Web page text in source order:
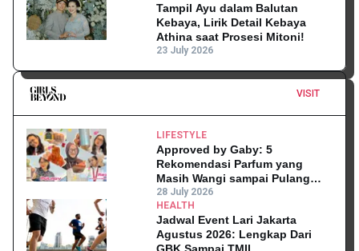
Tampil Ayu dalam Balutan
Kebaya, Lirik Detail Kebaya
Athina saat Prosesi Mitoni!
23 July 2026
VISIT
LIFESTYLE
Approved by Gaby: 5
Rekomendasi Parfum yang
Masih Wangi sampai Pulang
Kantor
28 July 2026
HEALTH
Jadwal Event Lari Jakarta
Agustus 2026: Lengkap Dari